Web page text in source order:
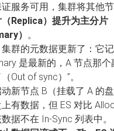
服务可用，集群将其他
Replica）提升为主分片
） 。
群的元数据更新了：它
是最新的，A 节点那
Out of sync）”。
新节点 B（挂载了 A 的
有数据，但 ES 对比
据不在 In-Sync 列表中。